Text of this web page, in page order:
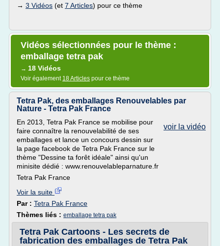
→ 3 Vidéos (et 7 Articles) pour ce thème
Vidéos sélectionnées pour le thème :
emballage tetra pak
→ 18 Vidéos
Voir également 18 Articles pour ce thème
Tetra Pak, des emballages Renouvelables par
Nature - Tetra Pak France
voir la vidéo
En 2013, Tetra Pak France se mobilise pour
faire connaître la renouvelabilité de ses
emballages et lance un concours dessin sur
la page facebook de Tetra Pak France sur le
thème "Dessine ta forêt idéale" ainsi qu'un
minisite dédié : www.renouvelableparnature.fr
Tetra Pak France
Voir la suite
Par : Tetra Pak France
Thèmes liés : emballage tetra pak
Tetra Pak Cartoons - Les secrets de
fabrication des emballages de Tetra Pak